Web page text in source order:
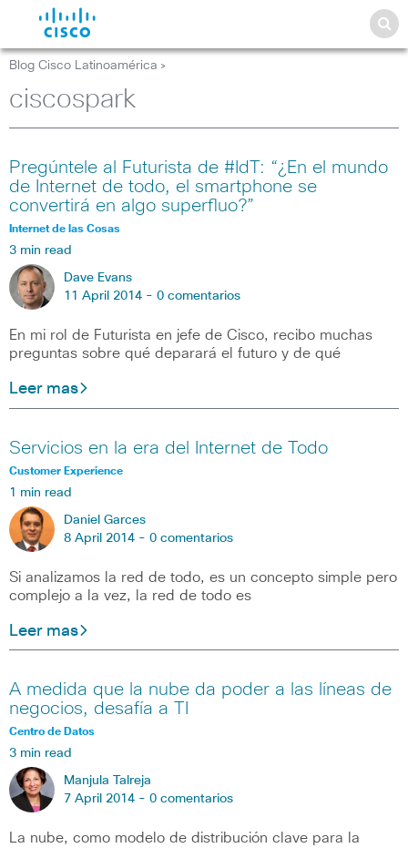
Blog Cisco Latinoamérica >
ciscospark
Pregúntele al Futurista de #IdT: “¿En el mundo
de Internet de todo, el smartphone se
convertirá en algo superfluo?”
Internet de las Cosas
3 min read
Dave Evans
11 April 2014 - 0 comentarios
En mi rol de Futurista en jefe de Cisco, recibo muchas
preguntas sobre qué deparará el futuro y de qué
Leer mas
Servicios en la era del Internet de Todo
Customer Experience
1 min read
Daniel Garces
8 April 2014 - 0 comentarios
Si analizamos la red de todo, es un concepto simple pero
complejo a la vez, la red de todo es
Leer mas
A medida que la nube da poder a las líneas de
negocios, desafía a TI
Centro de Datos
3 min read
Manjula Talreja
7 April 2014 - 0 comentarios
La nube, como modelo de distribución clave para la